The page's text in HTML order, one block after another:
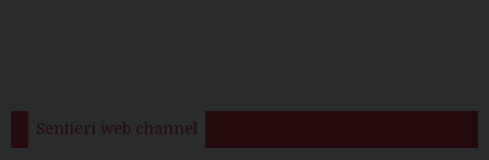
Sentieri web channel